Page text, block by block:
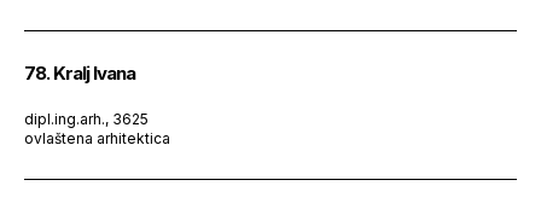
78. Kralj Ivana
dipl.ing.arh., 3625
ovlaštena arhitektica